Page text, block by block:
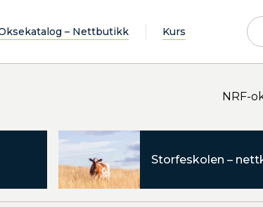
– Nettbutikk Kurs
NRF-
Storfeskolen –